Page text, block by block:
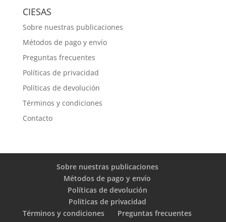
CIESAS
Sobre nuestras publicaciones
Métodos de pago y envío
Preguntas frecuentes
Políticas de privacidad
Políticas de devolución
Términos y condiciones
Contacto
Sobre nuestras publicaciones
Métodos de pago y envío
Políticas de devolución
Políticas de privacidad
Términos y condiciones
Preguntas frecuentes